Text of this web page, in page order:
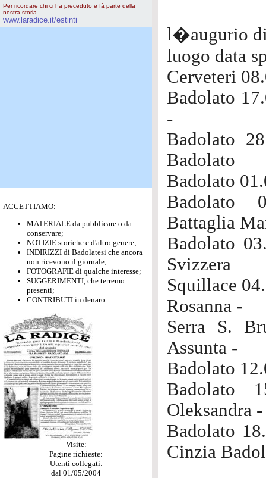
Per ricordare chi ci ha preceduto e fà parte della
nostra storia
www.laradice.it/estinti
ACCETTIAMO:
MATERIALE da pubblicare o da
conservare;
NOTIZIE storiche e d'altro genere;
INDIRIZZI di Badolatesi che ancora
non ricevono il giornale;
FOTOGRAFIE di qualche interesse;
SUGGERIMENTI, che terremo
presenti;
CONTRIBUTI in denaro.
Visite:
Pagine richieste:
Utenti collegati:
dal 01/05/2004
l�augurio di
luogo data
Cerveteri
Badolato
-
Badolato
Badolato
Badolato
Badolato
Battaglia
Badolato
Svizzera
Squillace
Rosanna -
Serra S.
Assunta -
Badolato
Badolato
Oleksandra -
Badolato
Cinzia